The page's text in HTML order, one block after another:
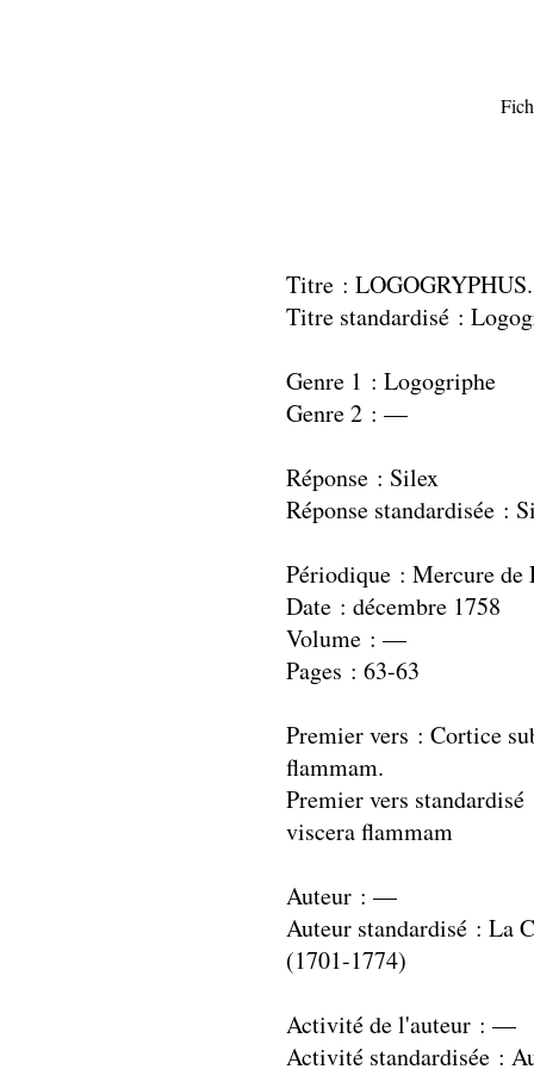
Titre : LOGOGRYPHUS.
Titre standardisé :
Genre 1 : Logogriphe
Genre 2 : —
Réponse : Silex
Réponse standardisée :
Périodique : Mercure de
Date : décembre 1758
Volume : —
Pages : 63-63
Premier vers : Cortice
flammam.
Premier vers
viscera flammam
Auteur : —
Auteur standardisé : La
(1701-1774)
Activité de l'auteur : —
Activité standardisée :